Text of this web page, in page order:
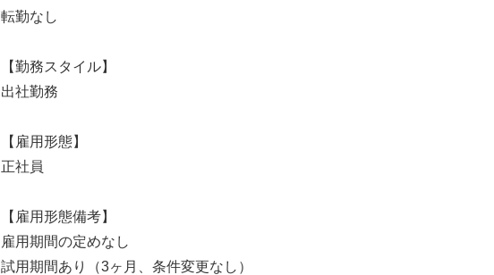
転勤なし
【勤務スタイル】
出社勤務
【雇用形態】
正社員
【雇用形態備考】
雇用期間の定めなし
試用期間あり（3ヶ月、条件変更なし）